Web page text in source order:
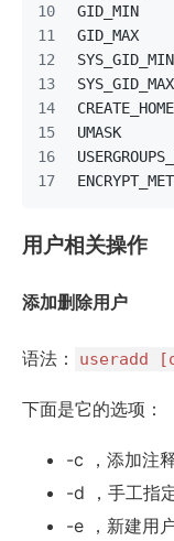
用户相关操作
添加删除用户
语法： useradd
下面是它的选项：
-c ，添加注
-d ，手工指
-e ，新建用